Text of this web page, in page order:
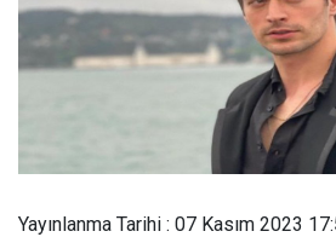
Yayınlanma Tarihi : 07 Kasım 2023